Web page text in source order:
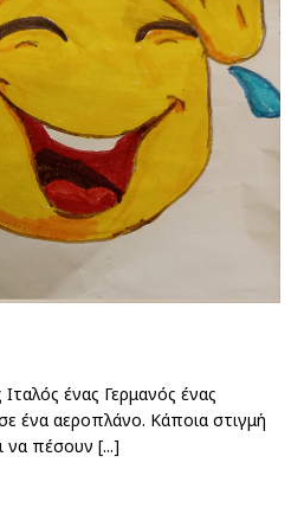
ένας Γερμανός ένας
ένα αεροπλάνο. Κάποια στιγμή
να πέσουν [...]